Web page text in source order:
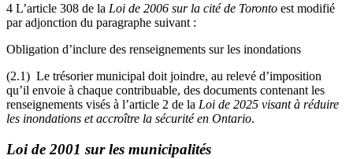
4 L’article 308 de la Loi de 2006 sur la cité de Toronto est modifié
par adjonction du paragraphe suivant :
Obligation d’inclure des renseignements sur les inondations
(2.1) Le trésorier municipal doit joindre, au relevé d’imposition
qu’il envoie à chaque contribuable, des documents contenant les
renseignements visés à l’article 2 de la Loi de 2025 visant à réduire
les inondations et accroître la sécurité en Ontario.
Loi de 2001 sur les municipalités